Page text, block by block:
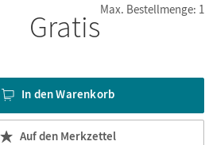
GratisMax. Bestellmenge: 1
In den Warenkorb
Auf den Merkzettel